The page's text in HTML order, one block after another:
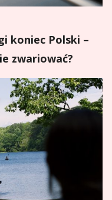
koniec Polski –
zwariować?